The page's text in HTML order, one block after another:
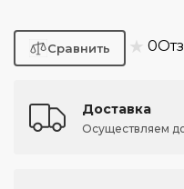
★ 0
Доставка
Осуществляем